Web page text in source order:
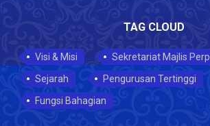
TAG CLOUD
Visi & Misi
Sekretariat Majlis
Sejarah
Pengurusan Tertinggi
Fungsi Bahagian